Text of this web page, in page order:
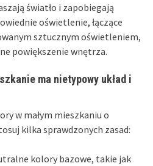
światło i zapobiegają
oświetlenie, łączące
sztucznym oświetleniem,
powiększenie wnętrza.
ma nietypowy układ i
w małym mieszkaniu o
kilka sprawdzonych zasad:
kolory bazowe, takie jak